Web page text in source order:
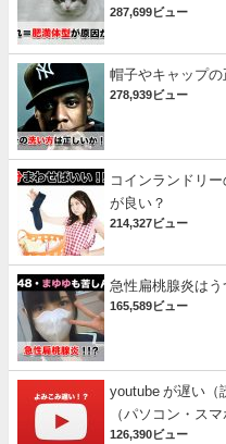
287,699ビュー
帽子やキャップの
278,939ビュー
コインランドリ
が良い？
214,327ビュー
急性扁桃腺炎は
165,589ビュー
youtube が遅い（
（パソコン・スマ
126,390ビュー